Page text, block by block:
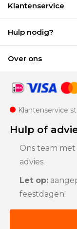
Klantenservice
Hulp nodig?
Over ons
Klantenservice
Hulp of
Ons team
advies.
Let op:
feestdagen!